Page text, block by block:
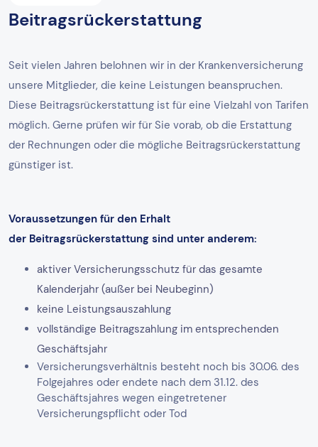
Beitragsrückerstattung
Seit vielen Jahren belohnen wir in der Krankenversicherung
unsere Mitglieder, die keine Leistungen beanspruchen.
Diese Beitragsrückerstattung ist für eine Vielzahl von Tarifen
möglich. Gerne prüfen wir für Sie vorab, ob die Erstattung
der Rechnungen oder die mögliche Beitragsrückerstattung
günstiger ist.
Voraussetzungen für den Erhalt
der Beitragsrückerstattung sind unter anderem:
aktiver Versicherungsschutz für das gesamte
Kalenderjahr (außer bei Neubeginn)
keine Leistungsauszahlung
vollständige Beitragszahlung im entsprechenden
Geschäftsjahr
Versicherungsverhältnis besteht noch bis 30.06. des
Folgejahres oder endete nach dem 31.12. des
Geschäftsjahres wegen eingetretener
Versicherungspflicht oder Tod